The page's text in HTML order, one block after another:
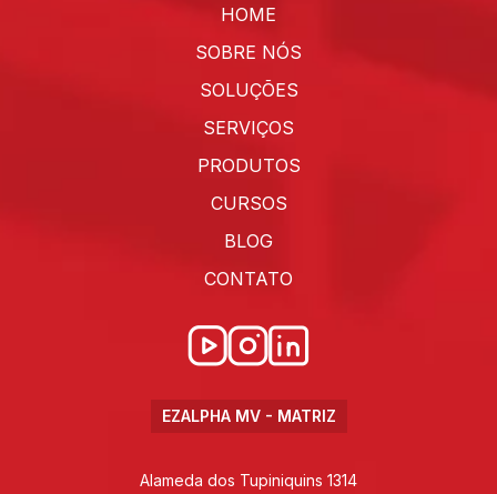
HOME
SOBRE NÓS
SOLUÇÕES
SERVIÇOS
PRODUTOS
CURSOS
BLOG
CONTATO
EZALPHA MV - MATRIZ
Alameda dos Tupiniquins 1314